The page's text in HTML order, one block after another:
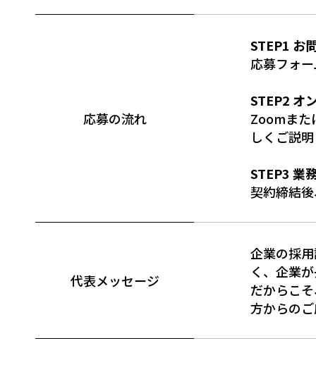
応募の流れ
STEP1 お
応募フォ
STEP2 オ
Zoomまた
しくご説
STEP3 業
契約締結
代表メッセージ
企業の採
く、企業
だからこ
方からの